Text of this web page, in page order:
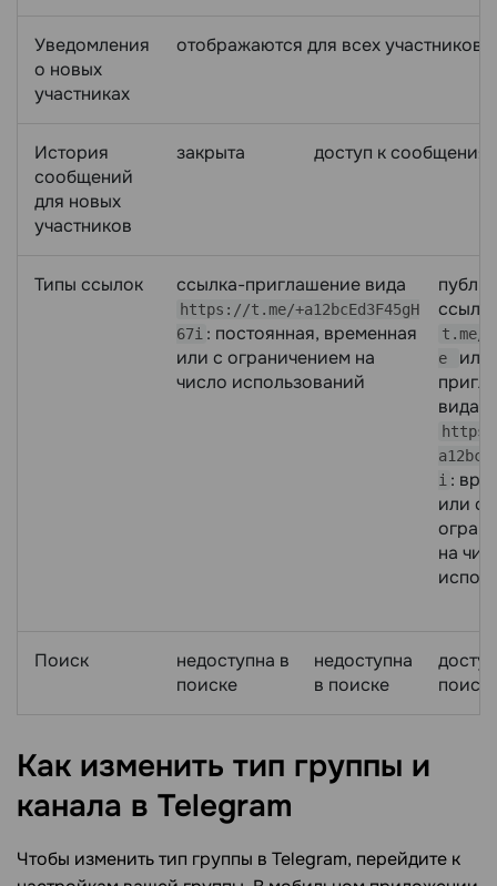
Уведомления
о новых
участниках
отображаются для всех участников
История
сообщений
для новых
участников
закрыта доступ к
Типы ссылок ссылка-приглашение вида
https://t.me/+a12bcEd3F45gH
67i : постоянная, временная
или с ограничением на
число использований
t.me/
e
или
вида
i :
или с
на
Поиск
недоступна в
поиске
недоступна
в поиске
Как изменить тип группы и
канала в Telegram
Чтобы изменить тип группы в Telegram, перейдите к